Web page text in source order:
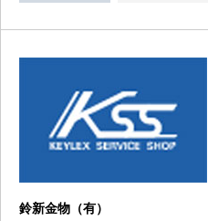
鈴新金物（有）